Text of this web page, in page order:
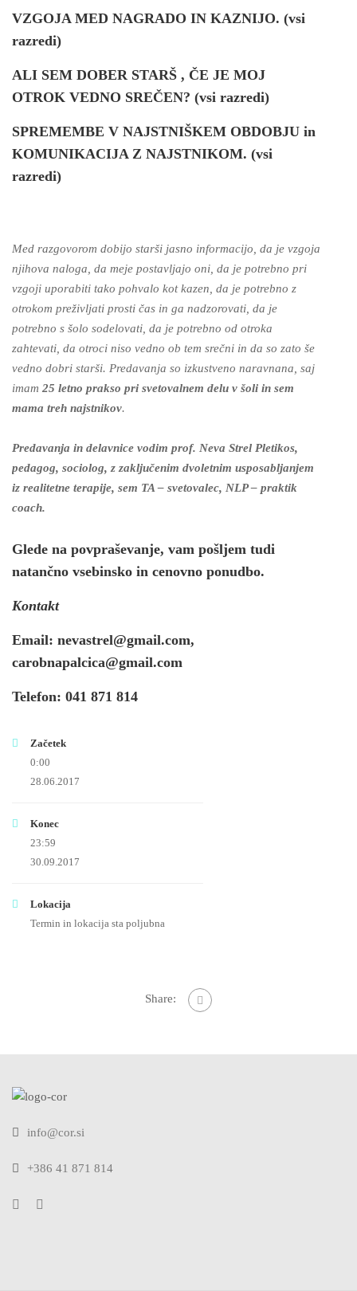
VZGOJA MED NAGRADO IN KAZNIJO. (vsi
razredi)
ALI SEM DOBER STARŠ , ČE JE MOJ
OTROK VEDNO SREČEN? (vsi razredi)
SPREMEMBE V NAJSTNIŠKEM OBDOBJU in
KOMUNIKACIJA Z NAJSTNIKOM. (vsi
razredi)
Med razgovorom dobijo starši jasno informacijo, da je vzgoja
njihova naloga, da meje postavljajo oni, da je potrebno pri
vzgoji uporabiti tako pohvalo kot kazen, da je potrebno z
otrokom preživljati prosti čas in ga nadzorovati, da je
potrebno s šolo sodelovati, da je potrebno od otroka
zahtevati, da otroci niso vedno ob tem srečni in da so zato še
vedno dobri starši. Predavanja so izkustveno naravnana, saj
imam 25 letno prakso pri svetovalnem delu v šoli in sem
mama treh najstnikov.
Predavanja in delavnice vodim prof. Neva Strel Pletikos,
pedagog, sociolog, z zaključenim dvoletnim usposabljanjem
iz realitetne terapije, sem TA – svetovalec, NLP – praktik
coach.
Glede na povpraševanje, vam pošljem tudi
natančno vsebinsko in cenovno ponudbo.
Kontakt
Email: nevastrel@gmail.com,
carobnapalcica@gmail.com
Telefon: 041 871 814
Začetek
0:00
28.06.2017
Konec
23:59
30.09.2017
Lokacija
Termin in lokacija sta poljubna
Share:
info@cor.si
+386 41 871 814